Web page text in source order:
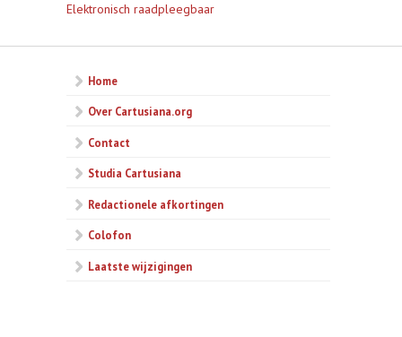
Elektronisch raadpleegbaar
Home
Over Cartusiana.org
Contact
Studia Cartusiana
Redactionele afkortingen
Colofon
Laatste wijzigingen